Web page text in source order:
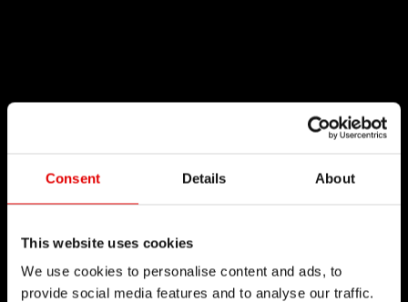
Consent Details About
This website uses cookies
We use cookies to personalise content and ads, to
provide social media features and to analyse our traffic.